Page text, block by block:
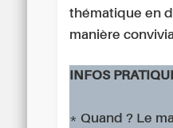
thématique en
manière
INFOS
* Quand ? Le